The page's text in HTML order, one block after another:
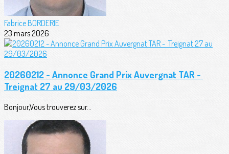
Fabrice BORDERIE
23 mars 2026
20260212 - Annonce Grand Prix Auvergnat TAR -
Treignat 27 au 29/03/2026
Bonjour,Vous trouverez sur...